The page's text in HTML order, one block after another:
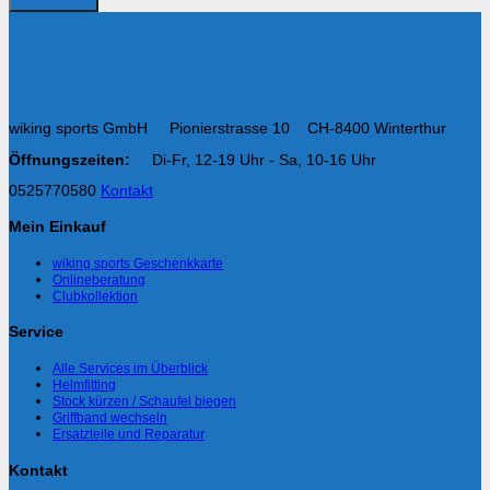
wiking sports GmbH Pionierstrasse 10 CH-8400 Winterthur
Öffnungszeiten: Di-Fr, 12-19 Uhr - Sa, 10-16 Uhr
0525770580 Kontakt
Mein Einkauf
wiking sports Geschenkkarte
Onlineberatung
Clubkollektion
Service
Alle Services im Überblick
Helmfitting
Stock kürzen / Schaufel biegen
Griffband wechseln
Ersatzteile und Reparatur
Kontakt